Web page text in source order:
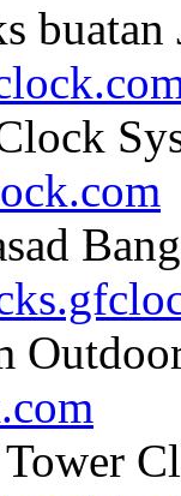
buatan